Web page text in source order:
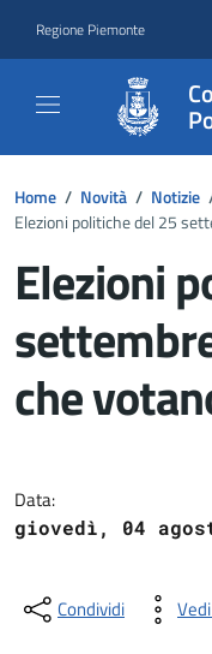
Regione Piemonte
Home / Novità / Notizie
Elezioni politiche del 25
Elezioni
che
Data:
giovedì, 04
Condividi